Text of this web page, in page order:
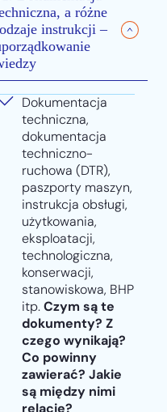
a różne
instrukcji –
Dokumentacja
techniczna,
dokumentacja
techniczno-
ruchowa (DTR),
paszporty maszyn,
instrukcja obsługi,
użytkowania,
eksploatacji,
technologiczna,
konserwacji,
stanowiskowa, BHP
itp.Czym są te
dokumenty? Z
czego wynikają?
Co powinny
zawierać? Jakie
są między nimi